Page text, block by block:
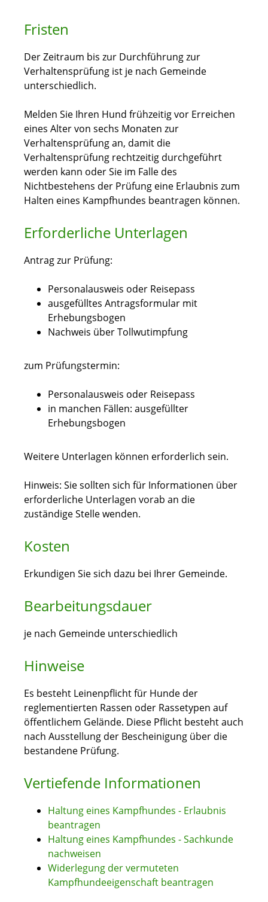
Fristen
Der Zeitraum bis zur Durchführung zur
Verhaltensprüfung ist je nach Gemeinde
unterschiedlich.
Melden Sie Ihren Hund frühzeitig vor Erreichen
eines Alter von sechs Monaten zur
Verhaltensprüfung an, damit die
Verhaltensprüfung rechtzeitig durchgeführt
werden kann oder Sie im Falle des
Nichtbestehens der Prüfung eine Erlaubnis zum
Halten eines Kampfhundes beantragen können.
Erforderliche Unterlagen
Antrag zur Prüfung:
Personalausweis oder Reisepass
ausgefülltes Antragsformular mit
Erhebungsbogen
Nachweis über Tollwutimpfung
zum Prüfungstermin:
Personalausweis oder Reisepass
in manchen Fällen: ausgefüllter
Erhebungsbogen
Weitere Unterlagen können erforderlich sein.
Hinweis: Sie sollten sich für Informationen über
erforderliche Unterlagen vorab an die
zuständige Stelle wenden.
Kosten
Erkundigen Sie sich dazu bei Ihrer Gemeinde.
Bearbeitungsdauer
je nach Gemeinde unterschiedlich
Hinweise
Es besteht Leinenpflicht für Hunde der
reglementierten Rassen oder Rassetypen auf
öffentlichem Gelände. Diese Pflicht besteht auch
nach Ausstellung der Bescheinigung über die
bestandene Prüfung.
Vertiefende Informationen
Haltung eines Kampfhundes - Erlaubnis
beantragen
Haltung eines Kampfhundes - Sachkunde
nachweisen
Widerlegung der vermuteten
Kampfhundeeigenschaft beantragen